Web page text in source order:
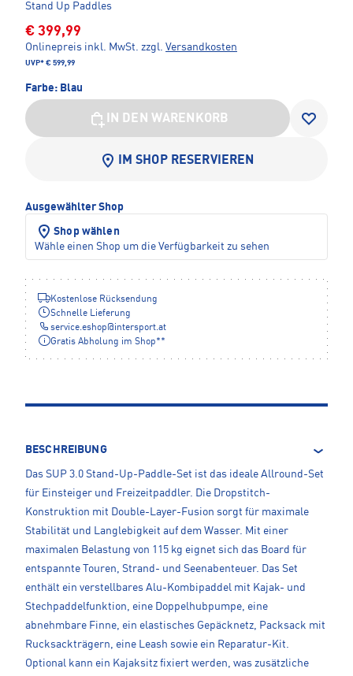
Stand Up Paddles
€ 399,99
Onlinepreis inkl. MwSt. zzgl. Versandkosten
UVP* € 599,99
Farbe: Blau
IN DEN WARENKORB
IM SHOP RESERVIEREN
Ausgewählter Shop
Shop wählen
Wähle einen Shop um die Verfügbarkeit zu sehen
Kostenlose Rücksendung
Schnelle Lieferung
service.eshop@intersport.at
Gratis Abholung im Shop**
BESCHREIBUNG
Das SUP 3.0 Stand-Up-Paddle-Set ist das ideale Allround-Set
für Einsteiger und Freizeitpaddler. Die Dropstitch-
Konstruktion mit Double-Layer-Fusion sorgt für maximale
Stabilität und Langlebigkeit auf dem Wasser. Mit einer
maximalen Belastung von 115 kg eignet sich das Board für
entspannte Touren, Strand- und Seenabenteuer. Das Set
enthält ein verstellbares Alu-Kombipaddel mit Kajak- und
Stechpaddelfunktion, eine Doppelhubpumpe, eine
abnehmbare Finne, ein elastisches Gepäcknetz, Packsack mit
Rucksackträgern, eine Leash sowie ein Reparatur-Kit.
Optional kann ein Kajaksitz fixiert werden, was zusätzliche